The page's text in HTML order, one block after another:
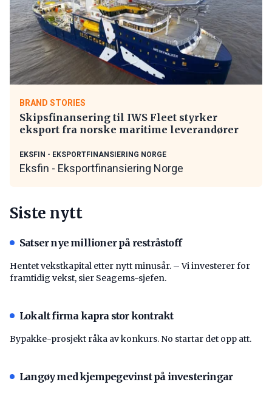
BRAND STORIES
Skipsfinansering til IWS Fleet styrker
eksport fra norske maritime leverandører
EKSFIN - EKSPORTFINANSIERING NORGE
Eksfin - Eksportfinansiering Norge
Siste nytt
Satser nye millioner på restråstoff
Hentet vekstkapital etter nytt minusår. – Vi investerer for
framtidig vekst, sier Seagems-sjefen.
Lokalt firma kapra stor kontrakt
Bypakke-prosjekt råka av konkurs. No startar det opp att.
Langøy med kjempegevinst på investeringar